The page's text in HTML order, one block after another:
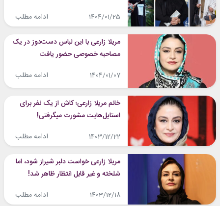
1404/01/25 ادامه مطلب
مریلا زارعی با این لباس دست‌دوز در یک
مصاحبه خصوصی حضور یافت
1404/01/07 ادامه مطلب
خانم مریلا زارعی؛ کاش از یک نفر برای
استایل‌هایت مشورت میگرفتی!
1403/12/22 ادامه مطلب
مریلا زارعی خواست دلبر شیراز شود، اما
شلخته و غیر قابل انتظار ظاهر شد!
1403/12/18 ادامه مطلب